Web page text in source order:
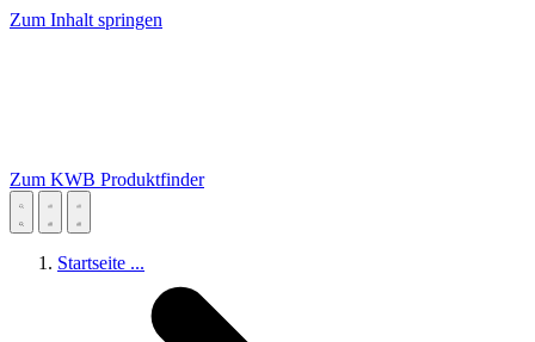
Zum Inhalt springen
Zum KWB Produktfinder
Startseite ...